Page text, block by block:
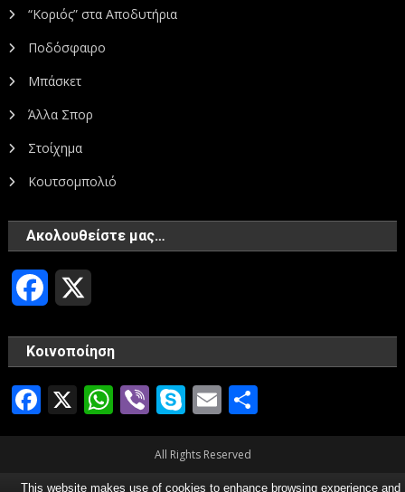
“Κοριός” στα Αποδυτήρια
Ποδόσφαιρο
Μπάσκετ
Άλλα Σπορ
Στοίχημα
Κουτσομπολιό
Ακολουθείστε μας…
Facebook
Κοινοποίηση
Facebook
X WhatsApp
ViberSkype
Email
All Rights Reserved
This website makes use of cookies to enhance browsing experience and